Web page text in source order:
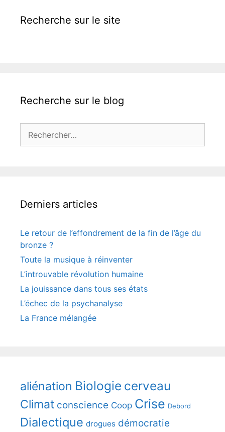
Recherche sur le site
Recherche sur le blog
Derniers articles
Le retour de l’effondrement de la fin de l’âge du
bronze ?
Toute la musique à réinventer
L’introuvable révolution humaine
La jouissance dans tous ses états
L’échec de la psychanalyse
La France mélangée
aliénation Biologie cerveau
Climat conscience Coop Crise Debord
Dialectique drogues démocratie